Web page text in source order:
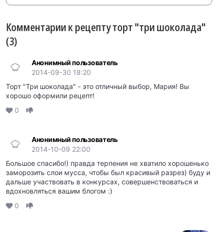
Комментарии к рецепту торт "три шоколада"
(3)
Анонимный пользователь
2014-09-30 18:20
Торт "Три шоколада" - это отличный выбор, Мария! Вы
хорошо оформили рецепт!
0
Анонимный пользователь
2014-10-09 22:00
Большое спасибо!) правда терпения не хватило хорошенько
заморозить слои мусса, чтобы был красивый разрез) буду и
дальше участвовать в конкурсах, совершенствоваться и
вдохновляться вашим блогом :)
0